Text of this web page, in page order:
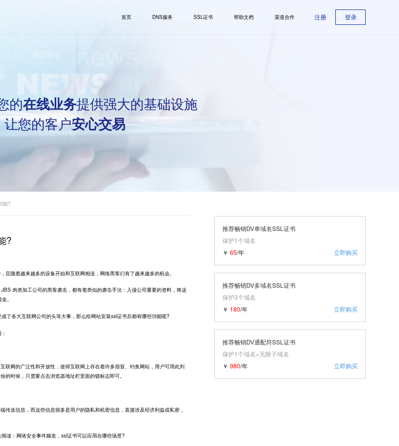
首页 DNS服务 SSL证书 帮助文档 渠道合作 注册 登录
的在线业务提供强大的基础设施
让您的客户安心交易
能?
?
随着越来越多的设备开始和互联网相连，网络黑客们有了越来越多的机会。
肉类加工公司的黑客袭击，都有着类似的袭击手法：入侵公司重要的资料，将这
。
了各大互联网公司的头等大事，那么给网站安装ssl证书后都有哪些功能呢?
联网的广泛性和开放性，使得互联网上存在着许多假冒、钓鱼网站，用户可用此判
时候，只需要点击浏览器地址栏里面的锁标志即可。
传送信息，而这些信息很多是用户的隐私和机密信息，直接涉及经济利益或私密，
读：网络安全事件频发，ssl证书可以应用在哪些场景?
推荐畅销DV单域名SSL证书
保护1个域名
立即购买
￥ 65/年
推荐畅销DV多域名SSL证书
保护3个域名
立即购买
￥ 180/年
推荐畅销DV通配符SSL证书
保护1个域名+无限子域名
立即购买
￥ 980/年